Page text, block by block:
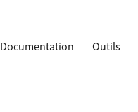
Documentation Outils